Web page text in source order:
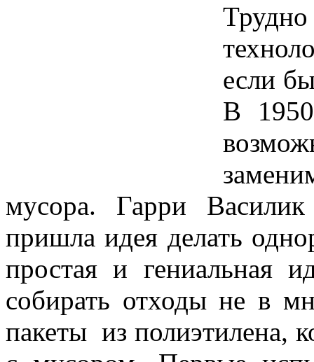
если
В 1950
мусора. Гарри
пришла идея делать
простая и гениальная
собирать отходы не в
пакеты из полиэтилена,